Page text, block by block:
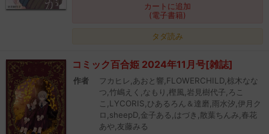
カートに追加
(電子書籍)
タダ読み
コミック百合姫 2024年11月号[雑誌]
作者
フカヒレ,あおと響,FLOWERCHILD,椋木なな
つ,竹嶋えく,なもり,樫風,岩見樹代子,ろこ
こ,LYCORIS,ひあるろん＆達磨,雨水汐,伊月ク
ロ,sheepD,金子ある,はづき,散葉ちんみ,春花
あや,友藤みる